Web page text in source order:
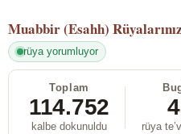
Muabbir (Esahh)
rüya yorumluyor
Toplam
114.752
kalbe dokunuldu rüya